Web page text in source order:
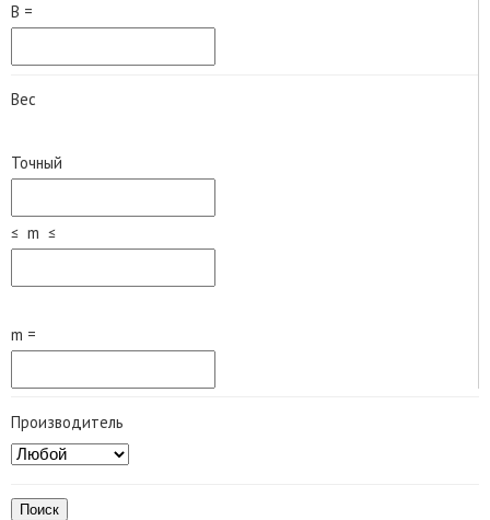
B =
Вес
Точный
≤ m ≤
m =
Производитель
Поиск